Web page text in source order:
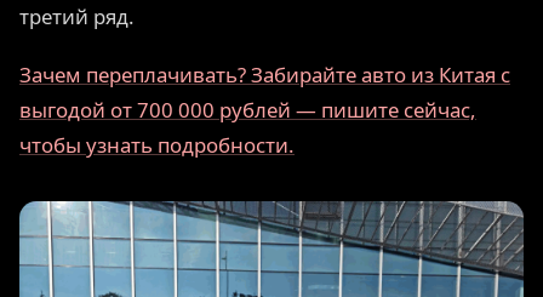
третий ряд.
Зачем переплачивать? Забирайте авто из Китая с
выгодой от 700 000 рублей — пишите сейчас,
чтобы узнать подробности.